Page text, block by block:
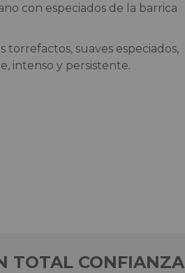
con especiados de la barrica
suaves especiados,
intenso y persistente.
TOTAL CONFIANZA